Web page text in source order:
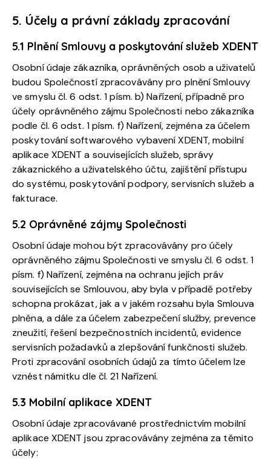
5. Účely a právní základy zpracování
5.1 Plnění Smlouvy a poskytování služeb XDENT
Osobní údaje zákazníka, oprávněných osob a uživatelů
budou Společností zpracovávány pro plnění Smlouvy
ve smyslu čl. 6 odst. 1 písm. b) Nařízení, případně pro
účely oprávněného zájmu Společnosti nebo zákazníka
podle čl. 6 odst. 1 písm. f) Nařízení, zejména za účelem
poskytování softwarového vybavení XDENT, mobilní
aplikace XDENT a souvisejících služeb, správy
zákaznického a uživatelského účtu, zajištění přístupu
do systému, poskytování podpory, servisních služeb a
fakturace.
5.2 Oprávněné zájmy Společnosti
Osobní údaje mohou být zpracovávány pro účely
oprávněného zájmu Společnosti ve smyslu čl. 6 odst. 1
písm. f) Nařízení, zejména na ochranu jejích práv
souvisejících se Smlouvou, aby byla v případě potřeby
schopna prokázat, jak a v jakém rozsahu byla Smlouva
plněna, a dále za účelem zabezpečení služby, prevence
zneužití, řešení bezpečnostních incidentů, evidence
servisních požadavků a zlepšování funkčnosti služeb.
Proti zpracování osobních údajů za tímto účelem lze
vznést námitku dle čl. 21 Nařízení.
5.3 Mobilní aplikace XDENT
Osobní údaje zpracovávané prostřednictvím mobilní
aplikace XDENT jsou zpracovávány zejména za těmito
účely: